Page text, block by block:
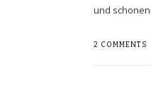
und
2 COMMENTS